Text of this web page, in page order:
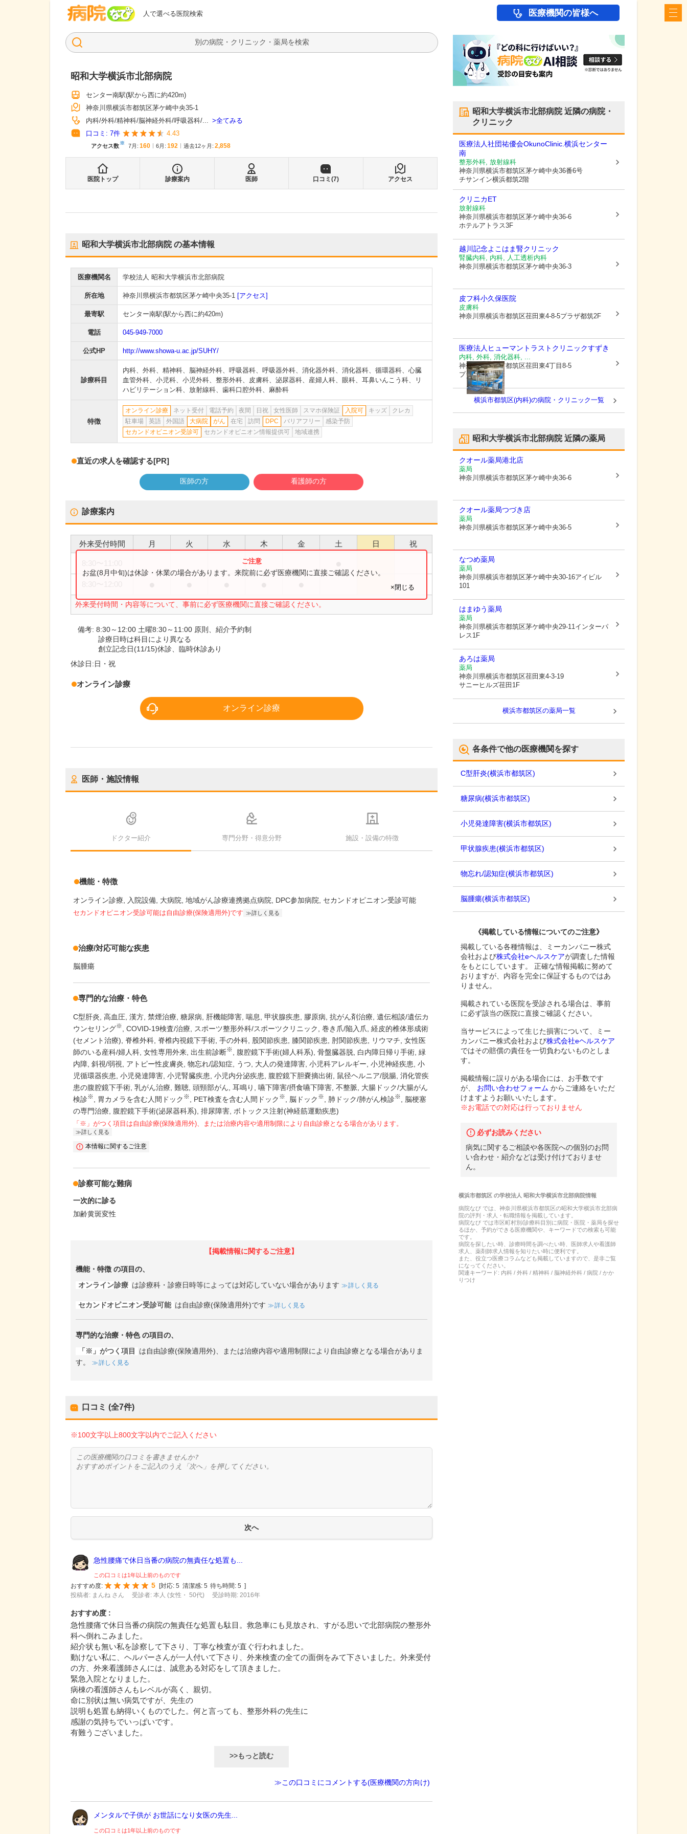
人で選べる医院検索
病院なび 医療機関の皆様へ
検索
昭和大学横浜市北部病院
センター南駅(駅から西に約420m)
神奈川県横浜市都筑区茅ケ崎中央35-1
内科 外科 精神科 脳神経外科 呼吸器科 ...
全てみる
口コミ: 7件 4.43
アクセス数※ 7月 : 160 6月 : 192 過去12ヶ月: 2,858
医院トップ 診療案内 医師 口コミ(7) アクセス
昭和大学横浜市北部病院の基本情報
医療機関名 学校法人 昭和大学横浜市北部病院
所在地 神奈川県横浜市都筑区茅ケ崎中央35-1 [アクセス]
最寄駅 センター南駅(駅から西に約420m)
電話 045-949-7000
公式HP http://www.showa-u.ac.jp/SUHY/
診療科目
内科、 外科、 精神科、 脳神経外科、 呼吸器科、 呼吸器外科、 消化器外科、 消化器科、 循環器科、 心臓
血管外科、 小児科、 小児外科、 整形外科、 皮膚科、 泌尿器科、 産婦人科、 眼科、 耳鼻いんこう科、
リ
ハビリテーション科、 放射線科、 歯科口腔外科、 麻酔科
特徴
オンライン診療 ネット受付 電話予約 夜間 日祝 女性医師 スマホ保険証 入院可 キッズ
クレカ
駐車場
英語 外国語 大病院 がん 在宅 訪問 DPC バリアフリー
感染予防
セカンドオピニオン受診可
セカンドオピニオン情報提供可 地域連携
直近の求人を確認する[PR]
医師の方 看護師の方
診療案内
外来受付時間 月 火 水 木 金 土 日 祝
外来受付時間・内容等について、事前に必ず医療機関に直接ご確認ください。
お盆(8月中旬)は休診・休業の場合があります。来院前に必ず医療機関に直接ご確認ください。
×閉じる
備考:8:30～12:00 土曜8:30～11:00 原則、紹介予約制
診療日時は科目により異なる
創立記念日(11/15)休診、臨時休診あり
休診日:日・祝
オンライン診療
オンライン診療
医師・施設情報
ドクター紹介 専門分野・得意分野 施設・設備の特徴
機能・特徴
オンライン診療 入院設備 大病院 地域がん診療連携拠点病院 DPC参加病院 セカンドオピニオン受診可能
セカンドオピニオン受診可能は自由診療(保険適用外)です 詳しく見る
治療/対応可能な疾患
脳腫瘍
専門的な治療・特色
C型肝炎 高血圧 漢方 禁煙治療 糖尿病 肝機能障害 喘息 甲状腺疾患 膠原病 抗がん剤治療 遺伝相談/遺伝カ
ウンセリング※ COVID-19検査/治療 スポーツ整形外科/スポーツクリニック 巻き爪/陥入爪
経皮的椎体形成術
(セメント治療)
脊椎外科 脊椎内視鏡下手術 手の外科 股関節疾患 膝関節疾患 肘関節疾患 リウマチ 女性医
師のいる産科/婦人科 女性専用外来 出生前診断※ 腹腔鏡下手術(婦人科系) 骨盤臓器脱 白内障日帰り手術 緑
内障 斜視/弱視 アトピー性皮膚炎 物忘れ/認知症 うつ 大人の発達障害 小児科アレルギー 小児神経疾患 小
児循環器疾患 小児発達障害 小児腎臓疾患 小児内分泌疾患 腹腔鏡下胆嚢摘出術 鼠径ヘルニア/脱腸 消化管疾
患の腹腔鏡下手術 乳がん治療 難聴 頭頸部がん 耳鳴り 嚥下障害/摂食嚥下障害 不整脈
大腸ドック/大腸がん
検診※ 胃カメラを含む人間ドック ※ PET検査を含む人間ドック ※ 脳ドック ※ 肺ドック/肺がん検診※
脳梗塞
の専門治療
腹腔鏡下手術(泌尿器科系) 排尿障害 ボトックス注射(神経筋運動疾患)
「※」がつく項目は自由診療(保険適用外)、または治療内容や適用制限により自由診療となる場合があります。
詳しく見る
本情報に関するご注意
診察可能な難病
一次的に診る
加齢黄斑変性
【掲載情報に関するご注意】
機能・特徴 の項目の、
オンライン診療 は診療科・診療日時等によっては対応していない場合があります 詳しく見る
セカンドオピニオン受診可能 は自由診療(保険適用外)です 詳しく見る
専門的な治療・特色の項目の、
「※」がつく項目
は自由診療(保険適用外)、または治療内容や適用制限により自由診療となる場合がありま
す。
詳しく見る
口コミ (全7件)
※100文字以上800文字以内でご記入ください
急性腰痛で休日当番の病院の無責任な処置も...
この口コミは1年以上前のものです
おすすめ度:
5 対応: 5 清潔感: 5 待ち時間: 5
投稿者: まんね さん
受診者: 本人 (女性・ 50代) 受診時期: 2016年
おすすめ度 :
急性腰痛で休日当番の病院の無責任な処置も駄目。救急車にも見放され、すがる思いで北部病院の整形外
科へ倒れこみました。
紹介状も無い私を診察して下さり、丁寧な検査が直ぐ行われました。
動けない私に、ヘルパーさんが一人付いて下さり、外来検査の全ての面倒をみて下さいました。外来受付
の方、外来看護師さんには、誠意ある対応をして頂きました。
緊急入院となりました。
病棟の看護師さんもレベルが高く、親切。
命に別状は無い病気ですが、先生の
説明も処置も納得いくものでした。何と言っても、整形外科の先生に
感謝の気持ちでいっぱいです。
有難うございました。
>>もっと読む
≫この口コミにコメントする(医療機関の方向け)
メンタルで子供が お世話になり女医の先生...
この口コミは1年以上前のものです
昭和大学横浜市北部病院近隣の病院・
クリニック
医療法人社団祐優会OkunoClinic.横浜センター
南
整形外科, 放射線科
神奈川県横浜市都筑区茅ケ崎中央36番6号
チサンイン横浜都筑2階
クリニカET
放射線科
神奈川県横浜市都筑区茅ケ崎中央36-6
ホテルアトラス3F
越川記念よこはま腎クリニック
腎臓内科, 内科, 人工透析内科
神奈川県横浜市都筑区茅ケ崎中央36-3
皮フ科小久保医院
皮膚科
神奈川県横浜市都筑区荏田東4-8-5プラザ都筑2F
医療法人 ヒューマントラストクリニックすずき
内科, 外科, 消化器科, ...
神奈川県横浜市都筑区荏田東4丁目8-5
プラザ都筑1F
横浜市都筑区(内科)の病院・クリニック一覧
昭和大学横浜市北部病院近隣の薬局
クオール薬局港北店
薬局
神奈川県横浜市都筑区茅ケ崎中央36-6
クオール薬局つづき店
薬局
神奈川県横浜市都筑区茅ケ崎中央36-5
なつめ薬局
薬局
神奈川県横浜市都筑区茅ケ崎中央30-16アイビル
101
はまゆう薬局
薬局
神奈川県横浜市都筑区茅ケ崎中央29-11インターパ
レス1F
あろは薬局
薬局
神奈川県横浜市都筑区荏田東4-3-19
サニーヒルズ荏田1F
横浜市都筑区の薬局一覧
各条件で他の医療機関を探す
C型肝炎(横浜市都筑区)
糖尿病(横浜市都筑区)
小児発達障害(横浜市都筑区)
甲状腺疾患(横浜市都筑区)
物忘れ/認知症(横浜市都筑区)
脳腫瘍(横浜市都筑区)
《掲載している情報についてのご注意》
掲載している各種情報は、ミーカンパニー株式
会社および株式会社eヘルスケアが調査した情報
をもとにしています。 正確な情報掲載に努めて
おりますが、内容を完全に保証するものではあ
りません。
掲載されている医院を受診される場合は、事前
に必ず該当の医院に直接ご確認ください。
当サービスによって生じた損害について、ミー
カンパニー株式会社および株式会社eヘルスケア
ではその賠償の責任を一切負わないものとしま
す。
掲載情報に誤りがある場合には、お手数です
が、
お問い合わせフォーム からご連絡をいただ
けますようお願いいたします。
※お電話での対応は行っておりません
必ずお読みください
病気に関するご相談や各医院への個別のお問
い合わせ・紹介などは受け付けておりませ
ん。
横浜市都筑区の学校法人 昭和大学横浜市北部病院情報
病院なび では、 神奈川県横浜市都筑区の昭和大学横浜市北部病
院の評判・求人・転職情報を掲載しています。
病院なび では市区町村別/診療科目別に病院・医院・薬局を探せ
るほか、予約ができる医療機関や、キーワードでの検索も可能
です。
病院を探したい時、診療時間を調べたい時、医師求人や看護師
求人、薬剤師求人情報を知りたい時に便利です。
また、役立つ医療コラムなども掲載していますので、是非ご覧
になってください。
関連キーワード: 内科 / 外科 / 精神科 / 脳神経外科 / 病院 / かか
りつけ